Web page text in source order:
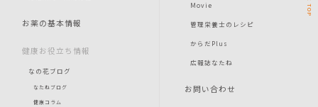
お薬の基本情報
健康お役立ち情報
なの花ブログ
なたねブログ
健康コラム
Movie
管理栄養士のレシピ
からだPlus
広報誌なたね
お問い合わせ
TOP